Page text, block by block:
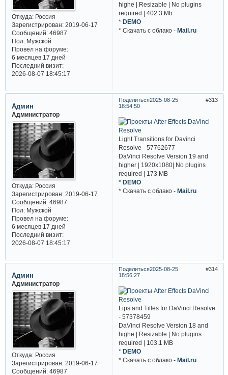
Откуда:Россия
Зарегистрирован: 2019-06-17
Сообщений:46987
Пол:Мужской
Провел на форуме:
6 месяцев 17 дней
Последний визит:
2026-08-07 18:45:17
highe | Resizable | No plugins
required | 402.3 Mb
*DEMO
* Cкачать с облако -Mail.ru
Поделиться 313
2025-08-25
18:54:50
Админ
Администратор
Откуда:Россия
Зарегистрирован: 2019-06-17
Сообщений:46987
Пол:Мужской
Провел на форуме:
6 месяцев 17 дней
Последний визит:
2026-08-07 18:45:17
Light Transitions for Davinci
Resolve - 57762677
DaVinci Resolve Version 19 and
higher | 1920x1080| No plugins
required | 173 MB
* DEMO
* Cкачать с облако - Mail.ru
Поделиться 314
2025-08-25
18:56:27
Админ
Администратор
Откуда:Россия
Зарегистрирован: 2019-06-17
Сообщений:46987
Lips and Titles for DaVinci Resolve
- 57378459
DaVinci Resolve Version 18 and
highe | Resizable | No plugins
required | 103.1 MB
* DEMO
* Cкачать с облако - Mail.ru